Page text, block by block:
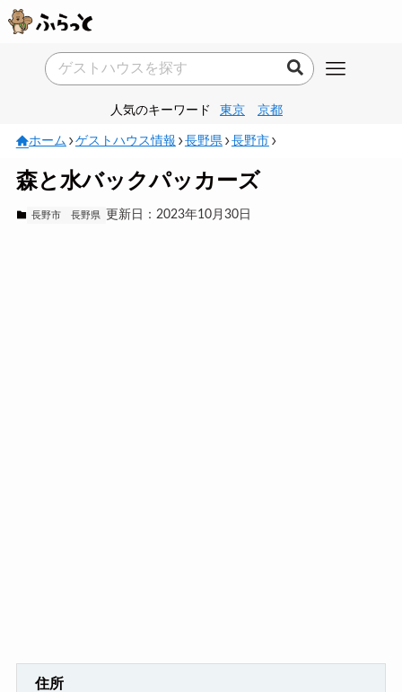
人気のキーワード 東京 京都
ホーム ゲストハウス情報 長野県 長野市
森と水バックパッカーズ
長野市 長野県 更新日：2023年10月30日
住所